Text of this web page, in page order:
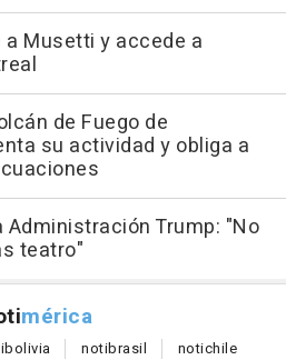
Musetti y accede a
de Fuego de
su actividad y obliga a
Administración Trump: "No
teatro"
mérica
bolivia notibrasil notichile